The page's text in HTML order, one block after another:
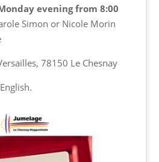
evening from 8:00
Simon or Nicole Morin
78150 Le Chesnay